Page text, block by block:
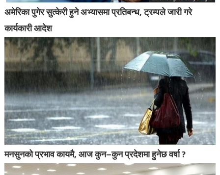
अमेरिका पुगेर सुत्केरी हुने अभ्यासमा प्रतिबन्ध, ट्रम्पले जारी गरे
कार्यकारी आदेश
मनसुनको प्रभाव कायमै, आज कुन–कुन प्रदेशमा हुनेछ वर्षा ?